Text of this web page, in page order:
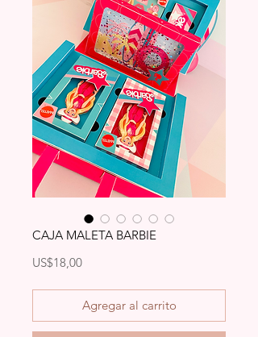
CAJA MALETA BARBIE
US$18,00Precio
Agregar al carrito